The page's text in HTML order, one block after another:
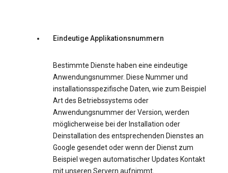
Eindeutige Applikationsnummern
Bestimmte Dienste haben eine eindeutige
Anwendungsnummer. Diese Nummer und
installationsspezifische Daten, wie zum Beispiel
Art des Betriebssystems oder
Anwendungsnummer der Version, werden
möglicherweise bei der Installation oder
Deinstallation des entsprechenden Dienstes an
Google gesendet oder wenn der Dienst zum
Beispiel wegen automatischer Updates Kontakt
mit unseren Servern aufnimmt.